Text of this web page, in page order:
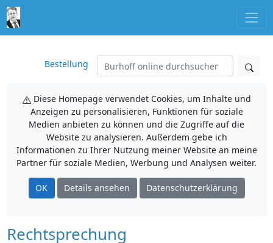
Bestellung
Diese Homepage verwendet Cookies, um Inhalte und
Anzeigen zu personalisieren, Funktionen für soziale
Medien anbieten zu können und die Zugriffe auf die
Website zu analysieren. Außerdem gebe ich
Informationen zu Ihrer Nutzung meiner Website an meine
Partner für soziale Medien, Werbung und Analysen weiter.
OK Details ansehen Datenschutzerklärung
Rechtsprechung